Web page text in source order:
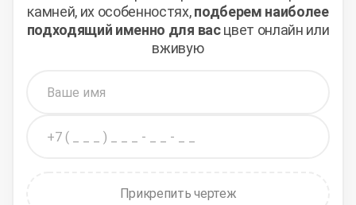
камней, их особенностях,подберем наиболее
подходящий именно для васцвет онлайн или
вживую
Прикрепить чертеж